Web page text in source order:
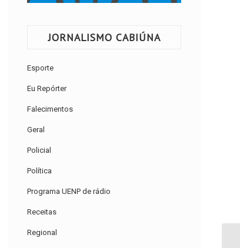
JORNALISMO CABIÚNA
Esporte
Eu Repórter
Falecimentos
Geral
Policial
Política
Programa UENP de rádio
Receitas
Regional